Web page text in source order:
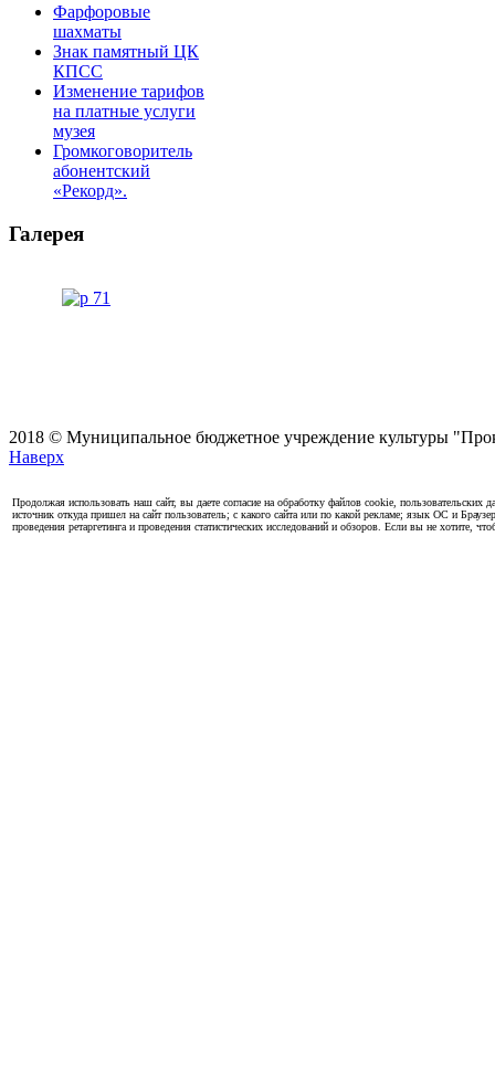
Фарфоровые
шахматы
Знак памятный ЦК
КПСС
Изменение тарифов
на платные услуги
музея
Громкоговоритель
абонентский
«Рекорд».
Галерея
2018 © Муниципальное бюджетное учреждение культуры
Наверх
Продолжая использовать наш сайт, вы даете согласие на обработку файлов cookie,
источник откуда пришел на сайт пользователь; с какого сайта или по какой рекламе; язык ОС и
проведения ретаргетинга и проведения статистических исследований и обзоров. Если вы не хотите,